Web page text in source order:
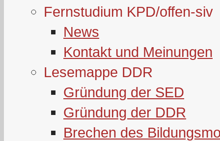
Fernstudium KPD/offen-siv
News
Kontakt und Meinungen
Lesemappe DDR
Gründung der SED
Gründung der DDR
Brechen des